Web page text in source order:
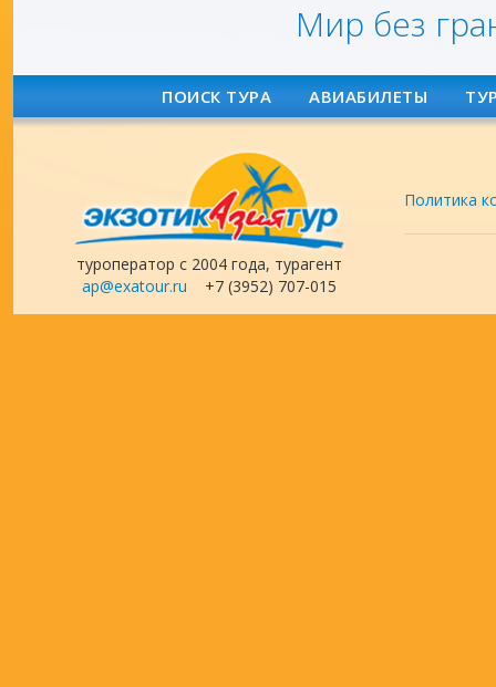
Мир без
ПОИСК ТУРА АВИАБИЛЕТЫ
туроператор с 2004 года, турагент
ap@exatour.ru +7 (3952) 707-015
Политика